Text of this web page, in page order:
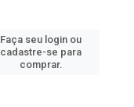
Faça seu login ou
cadastre-se para
comprar.